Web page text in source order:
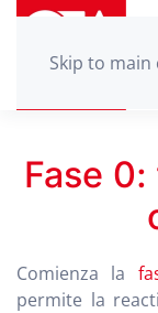
Skip to
Fase
Comienza la
permite la